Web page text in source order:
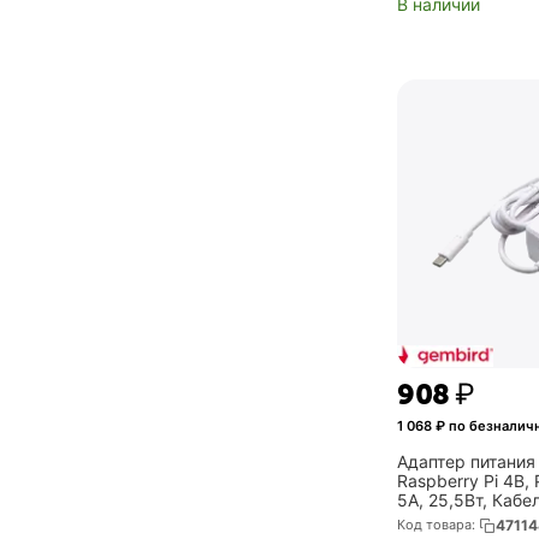
В наличии
‍908‍₽
1 068 ₽ по
Адаптер
Raspberry Pi 4B,
5A, 25,5Вт,
Type-C output
Код товара: